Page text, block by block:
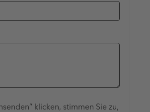
klicken, stimmen Sie zu,